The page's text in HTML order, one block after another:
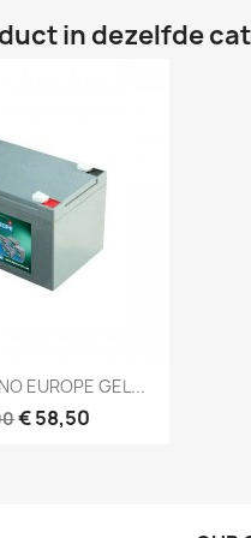
in dezelfde
EUROPE GEL...
€ 58,50
bekijken